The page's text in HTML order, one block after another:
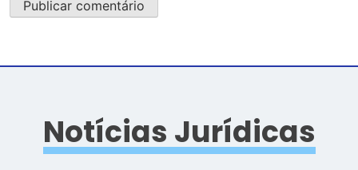
Notícias Jurídicas